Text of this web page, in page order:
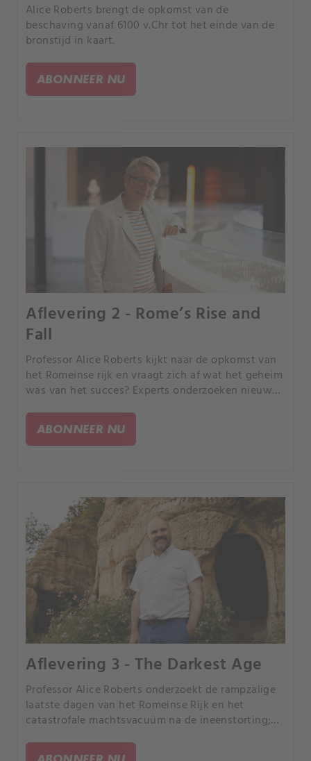
Alice Roberts brengt de opkomst van de
beschaving vanaf 6100 v.Chr tot het einde van de
bronstijd in kaart.
ABONNEER NU
Aflevering 2 - Rome’s Rise and
Fall
Professor Alice Roberts kijkt naar de opkomst van
het Romeinse rijk en vraagt ​​zich af wat het geheim
was van het succes? Experts onderzoeken nieuw
om erachter te komen hoe Rome de vijanden
versloeg.
ABONNEER NU
Aflevering 3 - The Darkest Age
Professor Alice Roberts onderzoekt de rampzalige
laatste dagen van het Romeinse Rijk en het
catastrofale machtsvacuüm na de ineenstorting;
rijk voelbaar.